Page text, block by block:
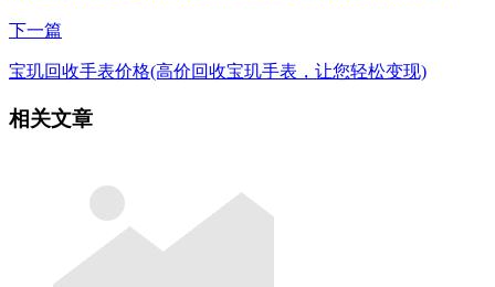
下一篇
宝玑回收手表价格(高价回收宝玑手表，让您轻松变现)
相关文章